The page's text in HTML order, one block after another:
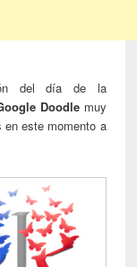
del día de la
Doodlemuy
este momento a